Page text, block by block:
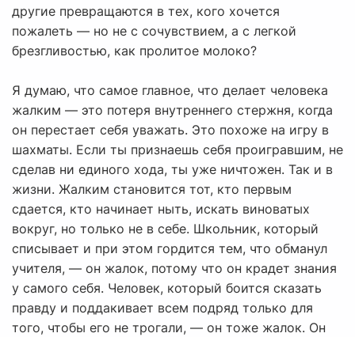
другие превращаются в тех, кого хочется
пожалеть — но не с сочувствием, а с легкой
брезгливостью, как пролитое молоко?
Я думаю, что самое главное, что делает человека
жалким — это потеря внутреннего стержня, когда
он перестает себя уважать. Это похоже на игру в
шахматы. Если ты признаешь себя проигравшим, не
сделав ни единого хода, ты уже ничтожен. Так и в
жизни. Жалким становится тот, кто первым
сдается, кто начинает ныть, искать виноватых
вокруг, но только не в себе. Школьник, который
списывает и при этом гордится тем, что обманул
учителя, — он жалок, потому что он крадет знания
у самого себя. Человек, который боится сказать
правду и поддакивает всем подряд только для
того, чтобы его не трогали, — он тоже жалок. Он